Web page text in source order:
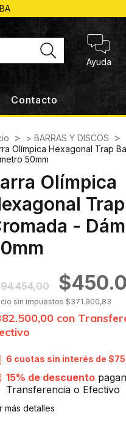
Ayuda
Contacto
> > BARRAS Y DISCOS >
Olímpica Hexagonal Trap
50mm
Olímpica
-
sin impuestos $371.900,83
con
6 cuotas sin interés de
15% de descuento
Transferencia o Efectivo
más detalles